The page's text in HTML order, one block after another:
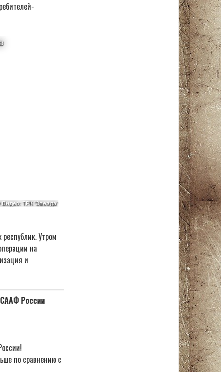
Утром
на
и
России
по сравнению с